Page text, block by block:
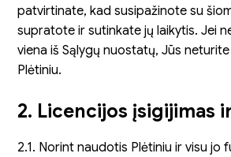
patvirtinate, kad susipažinote su
supratote ir sutinkate jų laikytis. Jei
viena iš Sąlygų nuostatų, Jūs
Plėtiniu.
2. Licencijos įsigijimas
2.1. Norint naudotis Plėtiniu ir visu jo